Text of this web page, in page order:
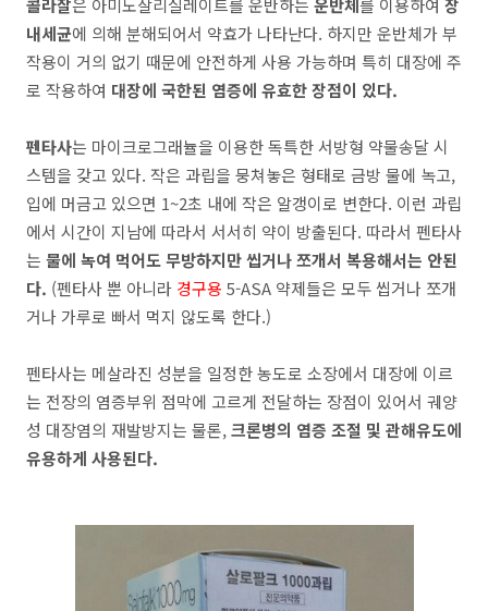
콜라잘은 아미노살리실레이트를 운반하는 운반체를 이용하여 장
내세균에 의해 분해되어서 약효가 나타난다. 하지만 운반체가 부
작용이 거의 없기 때문에 안전하게 사용 가능하며 특히 대장에 주
로 작용하여 대장에 국한된 염증에 유효한 장점이 있다.
펜타사는 마이크로그래뉼을 이용한 독특한 서방형 약물송달 시
스템을 갖고 있다. 작은 과립을 뭉쳐놓은 형태로 금방 물에 녹고,
입에 머금고 있으면 1~2초 내에 작은 알갱이로 변한다. 이런 과립
에서 시간이 지남에 따라서 서서히 약이 방출된다. 따라서 펜타사
는 물에 녹여 먹어도 무방하지만 씹거나 쪼개서 복용해서는 안된
다. (펜타사 뿐 아니라 경구용 5-ASA 약제들은 모두 씹거나 쪼개
거나 가루로 빠서 먹지 않도록 한다.)
펜타사는 메살라진 성분을 일정한 농도로 소장에서 대장에 이르
는 전장의 염증부위 점막에 고르게 전달하는 장점이 있어서 궤양
성 대장염의 재발방지는 물론,크론병의 염증 조절 및 관해유도에
유용하게 사용된다.